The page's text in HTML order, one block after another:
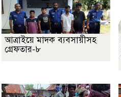
আত্রাইয়ে মাদক ব্যবসায়ীসহ
গ্রেফতার-৮